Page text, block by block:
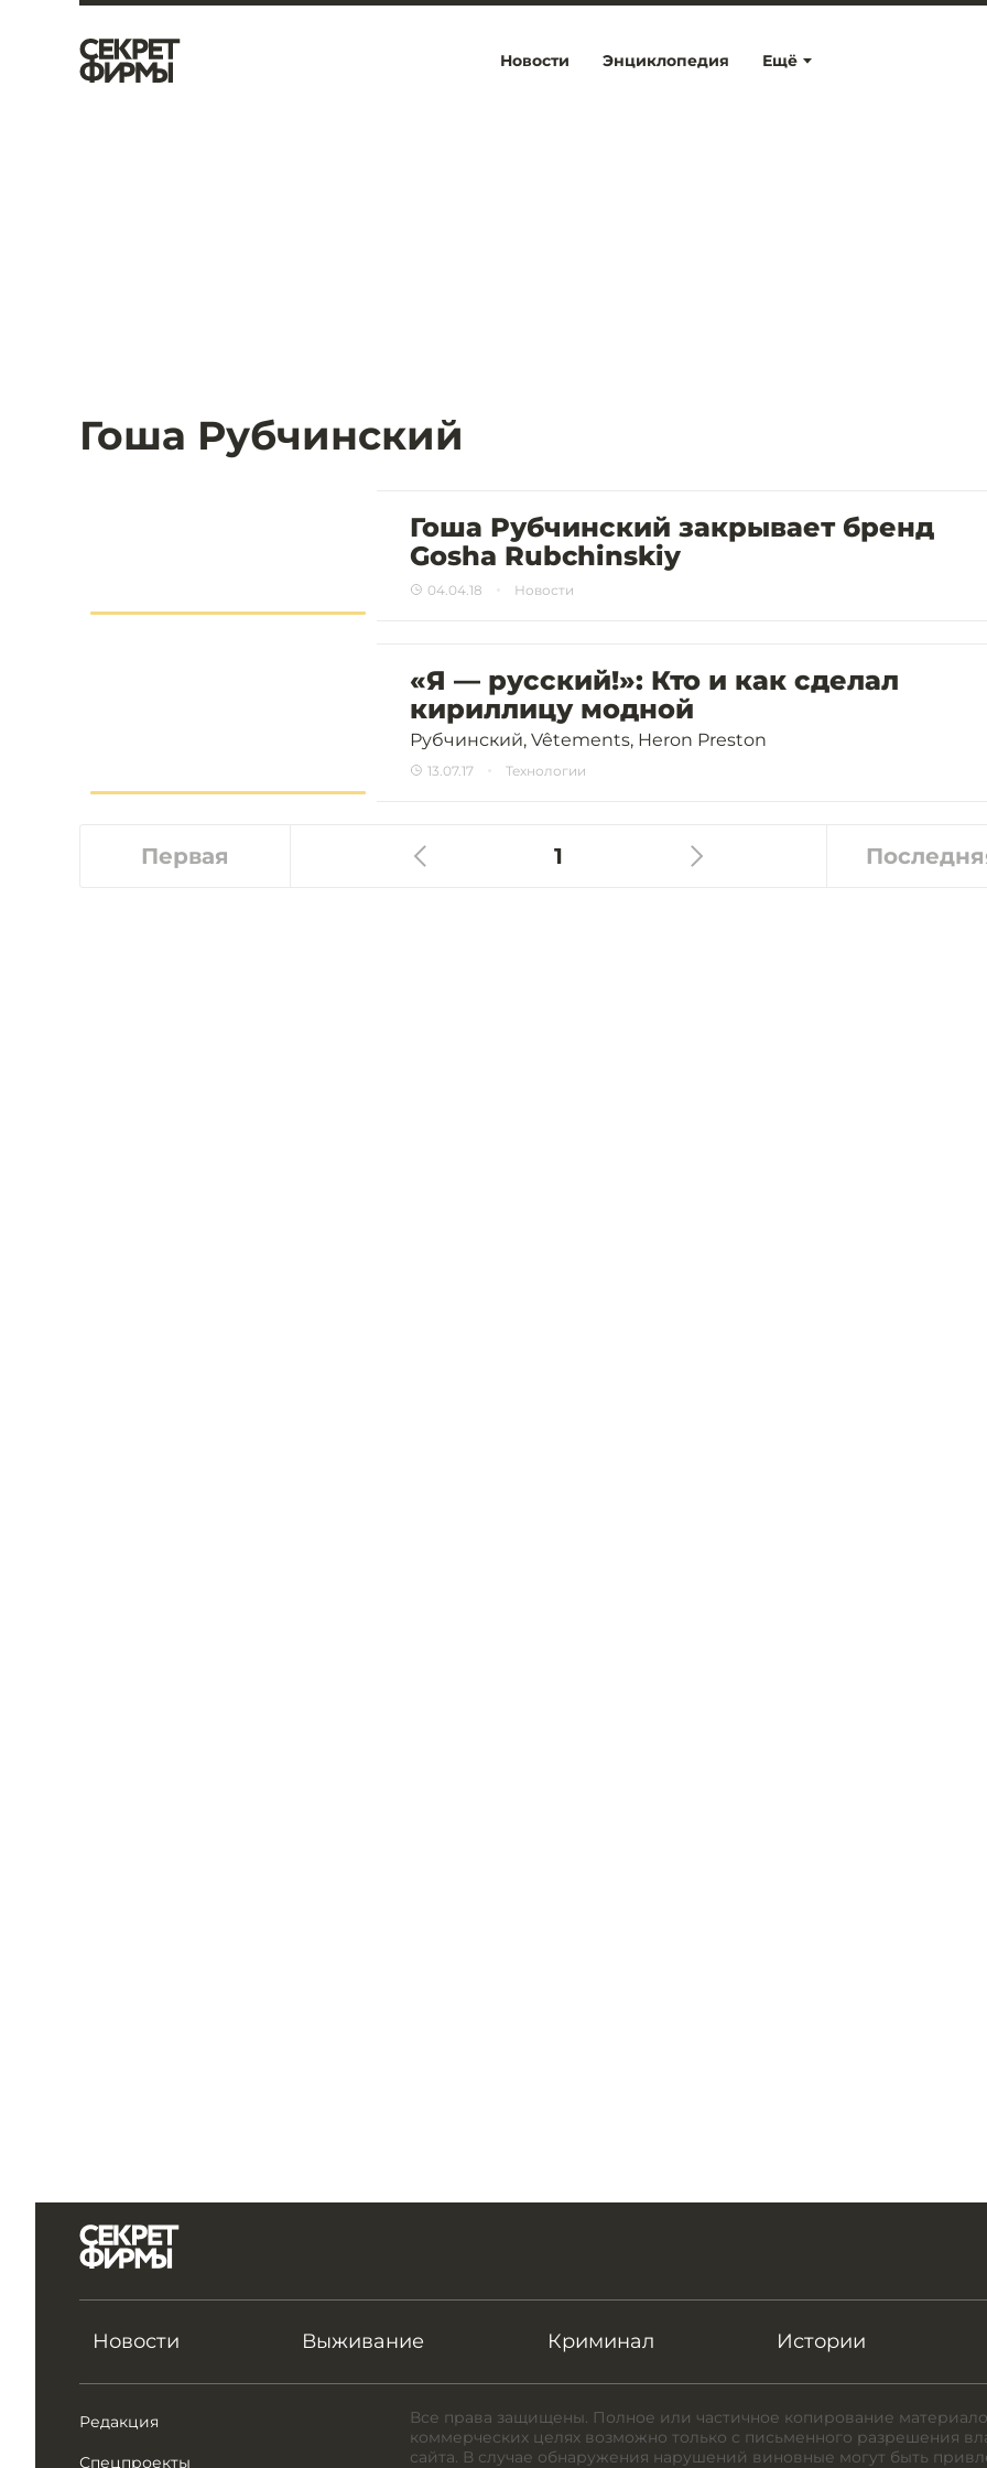
Ещё
Новости Энциклопедия
Гоша Рубчинский
Гоша Рубчинский закрывает бренд
Gosha Rubchinskiy
04.04.18 Новости
«Я — русский!»: Кто и как сделал
кириллицу модной
Рубчинский, Vêtements, Heron Preston
13.07.17 Технологии
Первая 1
Новости Выживание Криминал Истории
Редакция
Спецпроекты
Все права защищены. Полное или частичное копирование
коммерческих целях возможно только с письменного разрешения
сайта. В случае обнаружения нарушений виновные могут быть